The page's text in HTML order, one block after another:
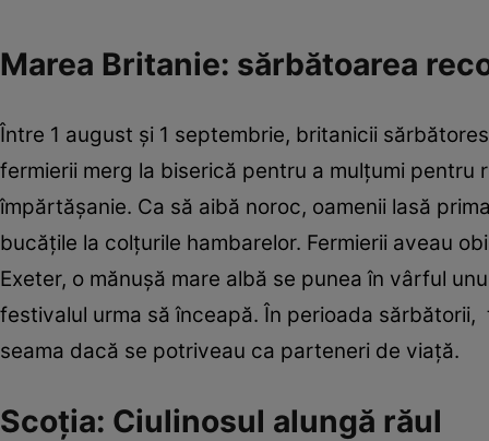
Marea Britanie: sărbătoarea
Între 1 august şi 1 septembrie, britanicii
fermierii merg la biserică pentru a mulţumi
împărtăşanie. Ca să aibă noroc, oamenii lasă
bucăţile la colţurile hambarelor. Fermierii aveau
Exeter, o mănuşă mare albă se punea în vârful
festivalul urma să înceapă. În perioada
seama dacă se potriveau ca parteneri de viaţă.
Scoţia: Ciulinosul alungă răul